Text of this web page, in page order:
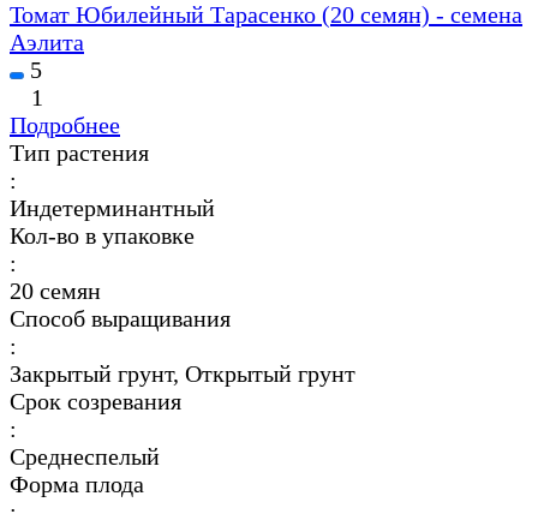
Томат Юбилейный Тарасенко (20 семян) - семена
Аэлита
5
1
Подробнее
Тип растения
:
Индетерминантный
Кол-во в упаковке
:
20 семян
Способ выращивания
:
Закрытый грунт, Открытый грунт
Срок созревания
:
Среднеспелый
Форма плода